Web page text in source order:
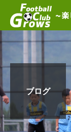
ブログ